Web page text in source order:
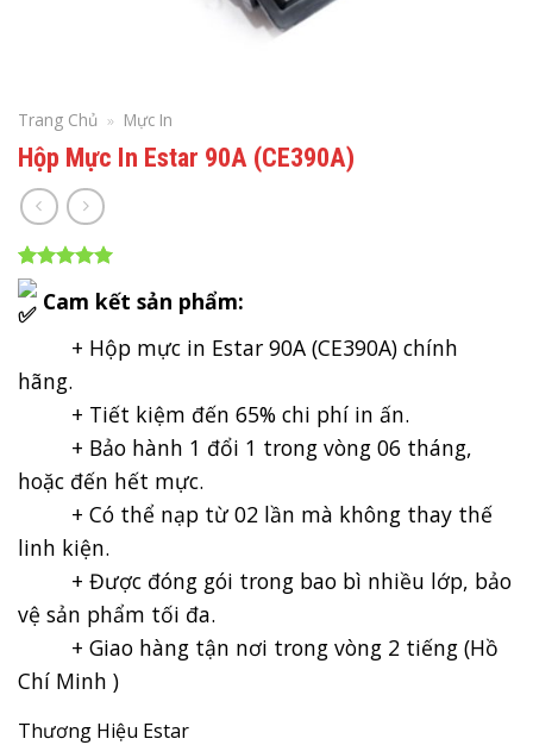
Trang Chủ » Mực In
Hộp Mực In Estar 90A (CE390A)
5.00
dựa trên
1
đánh giá
Cam kết sản phẩm:
+ Hộp mực in Estar 90A (CE390A) chính
hãng.
+ Tiết kiệm đến 65% chi phí in ấn.
+ Bảo hành 1 đổi 1 trong vòng 06 tháng,
hoặc đến hết mực.
+ Có thể nạp từ 02 lần mà không thay thế
linh kiện.
+ Được đóng gói trong bao bì nhiều lớp, bảo
vệ sản phẩm tối đa.
+ Giao hàng tận nơi trong vòng 2 tiếng (Hồ
Chí Minh )
Thương Hiệu Estar